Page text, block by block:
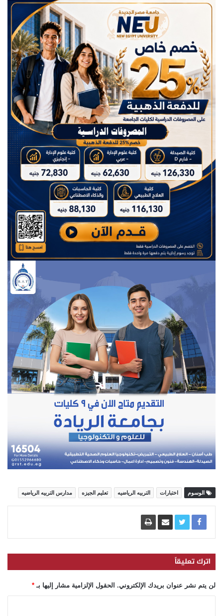
الوسوم اختبارات التربيه الرياضيه تعليم الجيزه مدارس التربيه الرياضيه
اترك تعليقاً
لن يتم نشر عنوان بريدك الإلكتروني. الحقول الإلزامية مشار إليها بـ *